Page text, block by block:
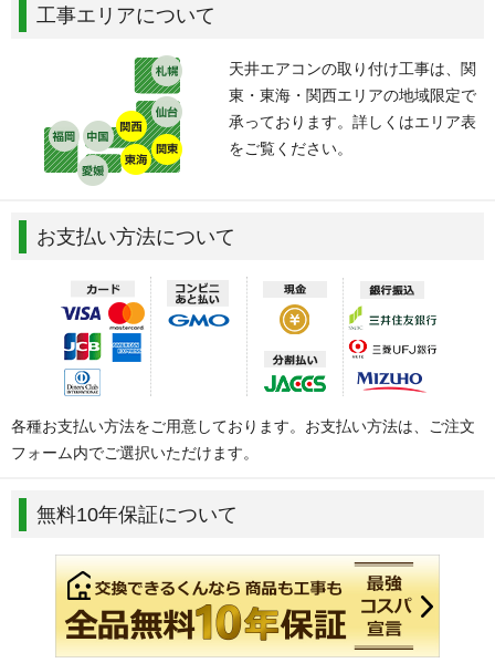
工事エリアについて
天井エアコンの取り付け工事は、関
東・東海・関西エリアの地域限定で
承っております。詳しくはエリア表
をご覧ください。
お支払い方法について
各種お支払い方法をご用意しております。お支払い方法は、ご注文
フォーム内でご選択いただけます。
無料10年保証について